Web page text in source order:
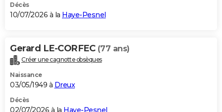
BONS PLANS
Carte de Noël
Carte Bonne année
Carte Saint-Valentin
Carte Pâques
Carte d'anniversaire
DICTIONNAIRE
PROGRAMME TV
COPAINS D'AVANT
S'inscrire
Se connecter
Lycées
Collèges
Primaires
Universités
Entreprises
Service militaire
Avis de recherche
AVIS DE DÉCÈS
Décès
10/07/2026 à la Haye-Pesnel
Gerard LE-CORFEC (77 ans)
Créer une cagnotte obsèques
Naissance
03/05/1949 à Dreux
Décès
02/07/2026 à la Haye-Pesnel